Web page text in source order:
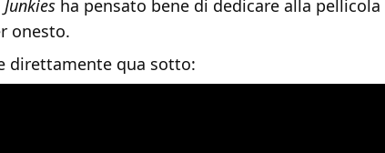
ha pensato bene di dedicare alla pellicola
onesto.
direttamente qua sotto: